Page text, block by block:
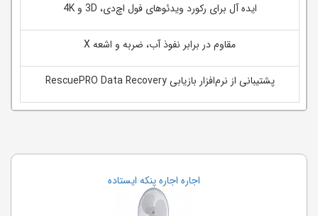
ایده آل برای رکورد ویدئوهای فول اچ‌دی، 3D و 4K
مقاوم در برابر نفوذ آب، ضربه و اشعه X
پشتیبانی از نرم‌افزار بازیابی RescuePRO Data Recovery
اجاره اجاره پنکه ایستاده